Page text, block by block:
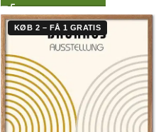
KØB 2 – FÅ 1 GRATIS